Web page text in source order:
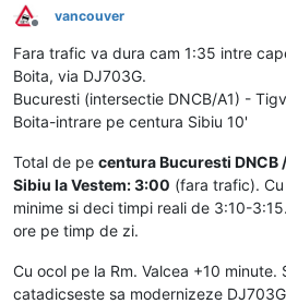
Deconectat
vancouver
Fara trafic va dura cam 1:35 intre
Boita, via DJ703G.
Bucuresti (intersectie DNCB/A1) -
Boita-intrare pe centura Sibiu 10'
Total de pe centura Bucuresti DNCB
Sibiu la Vestem: 3:00 (fara trafic).
minime si deci timpi reali de 3:10-
ore pe timp de zi.
Cu ocol pe la Rm. Valcea +10
catadicseste sa modernizeze